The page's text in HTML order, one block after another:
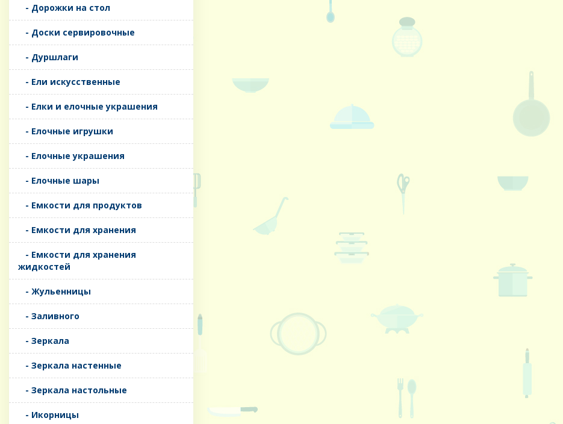
- Дорожки на стол
- Доски сервировочные
- Дуршлаги
- Ели искусственные
- Елки и елочные украшения
- Елочные игрушки
- Елочные украшения
- Елочные шары
- Емкости для продуктов
- Емкости для хранения
- Емкости для хранения
жидкостей
- Жульенницы
- Заливного
- Зеркала
- Зеркала настенные
- Зеркала настольные
- Икорницы